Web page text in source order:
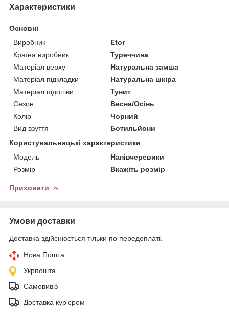
Характеристики
Основні
Виробник
Etor
Країна виробник
Туреччина
Матеріал верху
Натуральна замша
Матеріал підкладки
Натуральна шкіра
Матеріал підошви
Тунит
Сезон
Весна/Осінь
Колір
Чорний
Вид взуття
Ботильйони
Користувальницькі характеристики
Мoдель
Напівчеревики
Розмір
Вкажіть розмір
Приховати
Умови доставки
Доставка здійснюється тільки по передоплаті.
Нова Пошта
Укрпошта
Самовивіз
Доставка кур'єром